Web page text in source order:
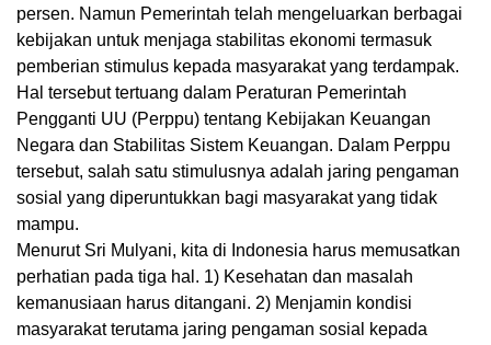
persen. Namun Pemerintah telah mengeluarkan berbagai
kebijakan untuk menjaga stabilitas ekonomi termasuk
pemberian stimulus kepada masyarakat yang terdampak.
Hal tersebut tertuang dalam Peraturan Pemerintah
Pengganti UU (Perppu) tentang Kebijakan Keuangan
Negara dan Stabilitas Sistem Keuangan. Dalam Perppu
tersebut, salah satu stimulusnya adalah jaring pengaman
sosial yang diperuntukkan bagi masyarakat yang tidak
mampu.
Menurut Sri Mulyani, kita di Indonesia harus memusatkan
perhatian pada tiga hal. 1) Kesehatan dan masalah
kemanusiaan harus ditangani. 2) Menjamin kondisi
masyarakat terutama jaring pengaman sosial kepada